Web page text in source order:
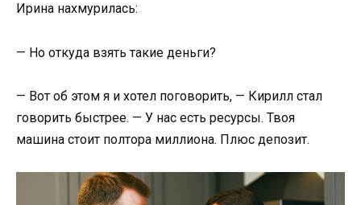
Ирина нахмурилась:
— Но откуда взять такие деньги?
— Вот об этом я и хотел поговорить, — Кирилл стал
говорить быстрее. — У нас есть ресурсы. Твоя
машина стоит полтора миллиона. Плюс депозит.